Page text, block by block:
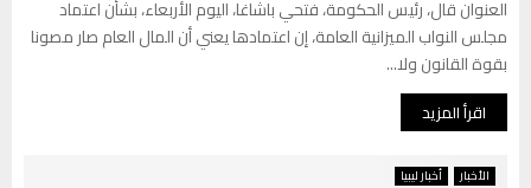
العنوان قال، رئيس الحكومة، فتحي باشاغا، اليوم الأربعاء، بشأن اعتماد
مجلس النواب الميزانية العامة، إن اعتمادها يعني أن المال العام صار مصونا
بقوة القانون ولا...
اقرأ المزيد
الأخبار أخبار ليبيا